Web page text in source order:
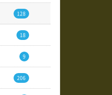
128
18
9
206